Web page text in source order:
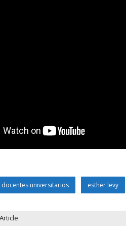
docentes universitarios esther levy